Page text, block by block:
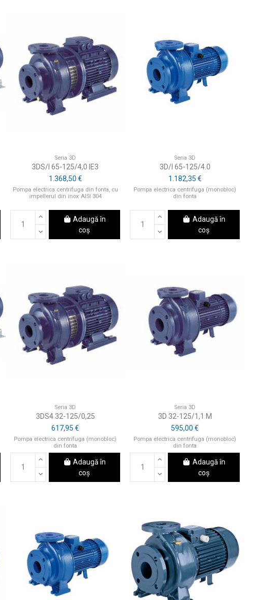
Seria 3D
3DS/I 65-125/4,0 IE3
1.368,50 €
Pompa electrica centrifuga din fonta, cu
impellerul din inox AISI 304
Adaugă în
coș
Seria 3D
3D/I 65-125/4.0
1.182,35 €
Pompa electrica centrifuga (monobloc)
din fonta
Adaugă în
coș
Seria 3D
3DS4 32-125/0,25
617,95 €
Pompa electrica centrifuga (monobloc)
din fonta
Adaugă în
coș
Seria 3D
3D 32-125/1,1 M
595,00 €
Pompa electrica centrifuga (monobloc)
din fonta
Adaugă în
coș